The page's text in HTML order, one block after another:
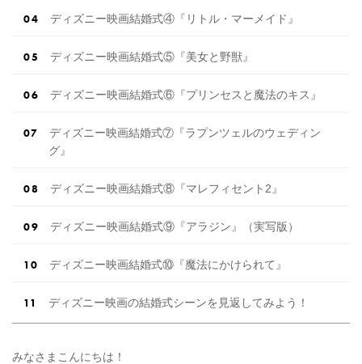
ディズニー映画結婚式④『リトル・マーメイド』
ディズニー映画結婚式⑤『美女と野獣』
ディズニー映画結婚式⑥『プリンセスと魔法のキス』
ディズニー映画結婚式⑦『ラプンツェルのウェディン
グ』
ディズニー映画結婚式⑧『マレフィセント2』
ディズニー映画結婚式⑨『アラジン』（実写版）
ディズニー映画結婚式⑩『魔法にかけられて』
ディズニー映画の結婚式シーンを見返してみよう！
みなさまこんにちは！